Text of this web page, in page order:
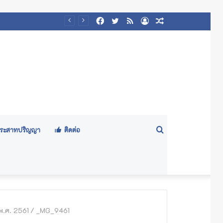
๖๙)
Log
RSS
Twitter
Facebook
ะสาทปริญญา ติดต่อ
ศ. 2561 / _MG_9461